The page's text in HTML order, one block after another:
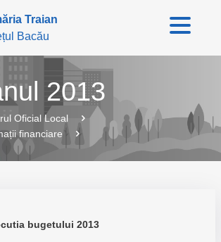
Traian
Bacău
2013
Oficial Local
financiare
bugetului 2013